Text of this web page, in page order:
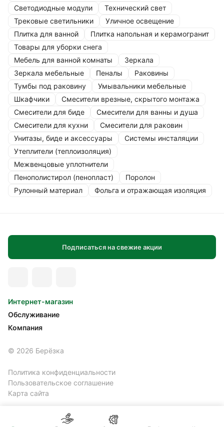
Светодиодные модули
Технический свет
Трековые светильники
Уличное освещение
Плитка для ванной
Плитка напольная и керамогранит
Товары для уборки снега
Мебель для ванной комнаты
Зеркала
Зеркала мебельные
Пеналы
Раковины
Тумбы под раковину
Умывальники мебельные
Шкафчики
Смесители врезные, скрытого монтажа
Смесители для биде
Смесители для ванны и душа
Смесители для кухни
Смесители для раковин
Унитазы, биде и аксессуары
Системы инсталяции
Утеплители (теплоизоляция)
Межвенцовые уплотнители
Пенополистирол (пенопласт)
Поролон
Рулонный материал
Фольга и отражающая изоляция
Подписаться на свежие акции
Интернет-магазин
Обслуживание
Компания
© 2026 Берёзка
Политика конфиденциальности
Пользовательское соглашение
Карта сайта